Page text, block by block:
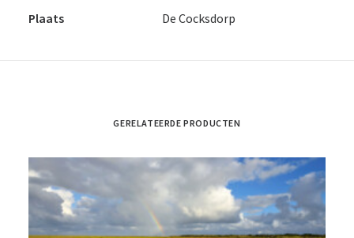
Plaats
De Cocksdorp
GERELATEERDE PRODUCTEN